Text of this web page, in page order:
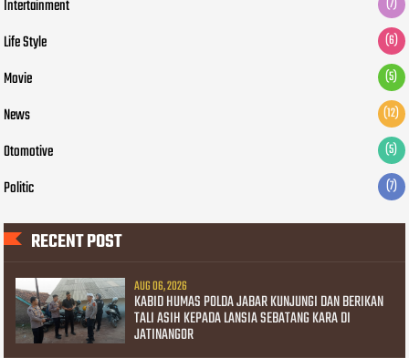
Intertainment (7)
Life Style (6)
Movie (5)
News (12)
Otomotive (5)
Politic (7)
RECENT POST
AUG 06, 2026
KABID HUMAS POLDA JABAR KUNJUNGI DAN BERIKAN
TALI ASIH KEPADA LANSIA SEBATANG KARA DI
JATINANGOR